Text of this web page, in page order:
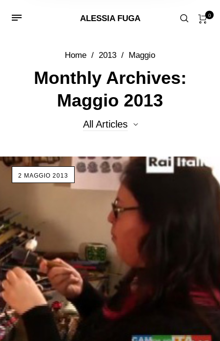
ALESSIA FUGA 0
Home / 2013 / Maggio
Monthly Archives:
Maggio 2013
All Articles
All Articles
Eventi
lavorazione a lume
perla
Senza categoria
Stampa
Vetro
2 MAGGIO 2013